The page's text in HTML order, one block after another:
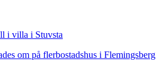
i villa i Stuvsta
om på flerbostadshus i Flemingsberg